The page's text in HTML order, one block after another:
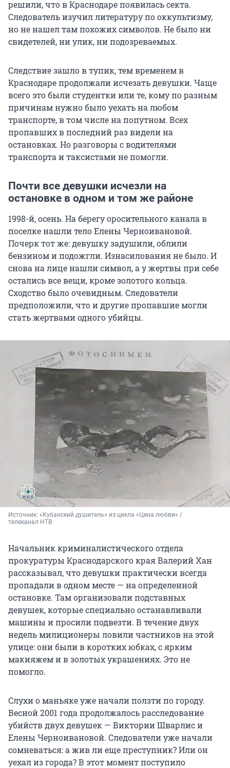
решили, что в Краснодаре появилась секта.
Следователь изучил литературу по оккультизму,
но не нашел там похожих символов. Не было ни
свидетелей, ни улик, ни подозреваемых.
Следствие зашло в тупик, тем временем в
Краснодаре продолжали исчезать девушки. Чаще
всего это были студентки или те, кому по разным
причинам нужно было уехать на любом
транспорте, в том числе на попутном. Всех
пропавших в последний раз видели на
остановках. Но разговоры с водителями
транспорта и таксистами не помогли.
Почти все девушки исчезли на
остановке в одном и том же районе
1998-й, осень. На берегу оросительного канала в
поселке нашли тело Елены Черноивановой.
Почерк тот же: девушку задушили, облили
бензином и подожгли. Изнасилования не было. И
снова на лице нашли символ, а у жертвы при себе
остались все вещи, кроме золотого кольца.
Сходство было очевидным. Следователи
предположили, что и другие пропавшие могли
стать жертвами одного убийцы.
Источник: «Кубанский душитель» из цикла «Цена любви» /
телеканал НТВ
Начальник криминалистического отдела
прокуратуры Краснодарского края Валерий Хан
рассказывал, что девушки практически всегда
пропадали в одном месте — на определенной
остановке. Там организовали подставных
девушек, которые специально останавливали
машины и просили подвезти. В течение двух
недель милиционеры ловили частников на этой
улице: они были в коротких юбках, с ярким
макияжем и в золотых украшениях. Это не
помогло.
Слухи о маньяке уже начали ползти по городу.
Весной 2001 года продолжалось расследование
убийств двух девушек — Виктории Шварлис и
Елены Черноивановой. Следователи уже начали
сомневаться: а жив ли еще преступник? Или он
уехал из города? В этот момент поступило